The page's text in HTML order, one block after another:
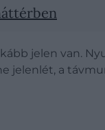
jelen van.
jelenlét, a